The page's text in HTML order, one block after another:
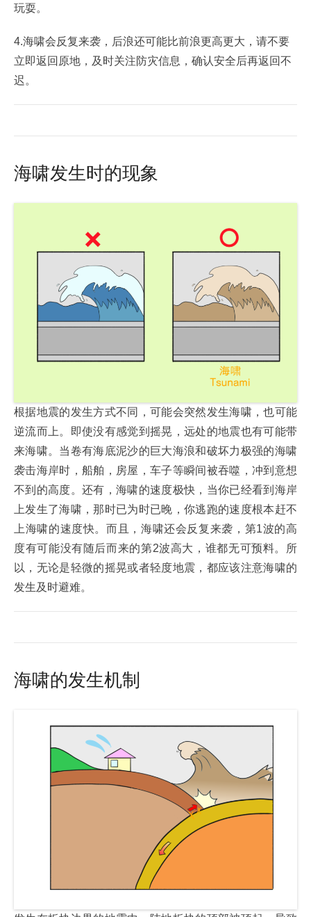
玩耍。
4.海啸会反复来袭，后浪还可能比前浪更高更大，请不要
立即返回原地，及时关注防灾信息，确认安全后再返回不
迟。
海啸发生时的现象
根据地震的发生方式不同，可能会突然发生海啸，也可能
逆流而上。即使没有感觉到摇晃，远处的地震也有可能带
来海啸。当卷有海底泥沙的巨大海浪和破坏力极强的海啸
袭击海岸时，船舶，房屋，车子等瞬间被吞噬，冲到意想
不到的高度。还有，海啸的速度极快，当你已经看到海岸
上发生了海啸，那时已为时已晚，你逃跑的速度根本赶不
上海啸的速度快。而且，海啸还会反复来袭，第1波的高
度有可能没有随后而来的第2波高大，谁都无可预料。所
以，无论是轻微的摇晃或者轻度地震，都应该注意海啸的
发生及时避难。
海啸的发生机制